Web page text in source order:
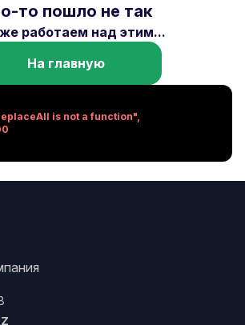
то пошло не так
работаем над этим...
На главную